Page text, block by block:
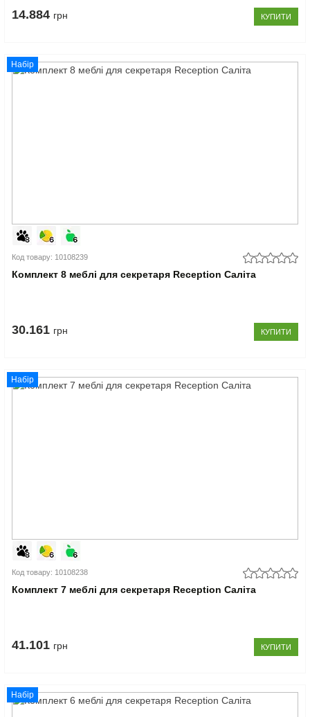
14.884 грн КУПИТИ
Набір
Код товару: 10108239
Комплект 8 меблі для секретаря Reception Саліта
30.161 грн КУПИТИ
Набір
Код товару: 10108238
Комплект 7 меблі для секретаря Reception Саліта
41.101 грн КУПИТИ
Набір